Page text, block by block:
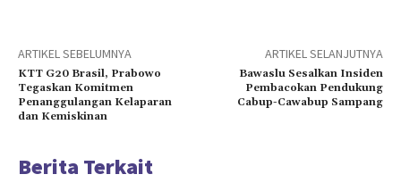
ARTIKEL SEBELUMNYA
KTT G20 Brasil, Prabowo
Tegaskan Komitmen
Penanggulangan Kelaparan
dan Kemiskinan
ARTIKEL SELANJUTNYA
Bawaslu Sesalkan Insiden
Pembacokan Pendukung
Cabup-Cawabup Sampang
Berita Terkait